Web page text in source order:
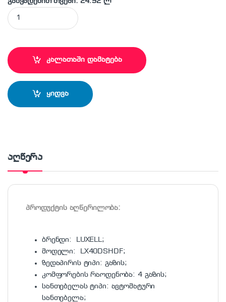
LUXELL-ის ქურის ზედაპირი LX40DSHDF quantity
კალათაში დამატება
ყიდვა
აღწერა
პროდუქტის აღწერილობა:
ბრენდი: LUXELL;
მოდელი: LX40DSHDF;
ზედაპირის ტიპი: გაზის;
კომფორების რაოდენობა: 4 გაზის;
სანთებელას ტიპი: ავტომატური
სანთებელა;